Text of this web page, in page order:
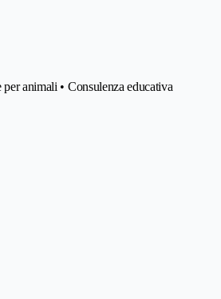
animali • Consulenza educativa